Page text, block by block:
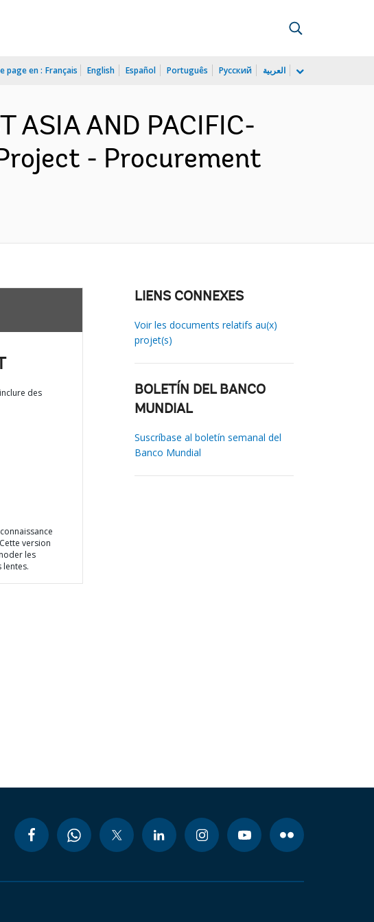
page en : Français English Español Português Русский العربية
ASIA AND PACIFIC-
- Procurement
des
version
les
lentes.
LIENS CONNEXES
Voir les documents relatifs au(x)
projet(s)
BOLETÍN DEL BANCO
MUNDIAL
Suscríbase al boletín semanal del
Banco Mundial